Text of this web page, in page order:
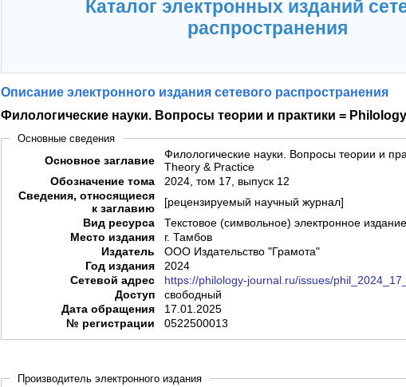
Каталог электронных изданий
распространения
Описание электронного издания сетевого распространения
Филологические науки. Вопросы теории и практики =
Основные сведения
Основное заглавие
Филологические науки. Вопросы теории и
Theory & Practice
Обозначение тома
2024, том 17, выпуск 12
Сведения, относящиеся
к заглавию
[рецензируемый научный журнал]
Вид ресурса
Текстовое (символьное) электронное издание
Место издания
г. Тамбов
Издатель
ООО Издательство "Грамота"
Год издания
2024
Сетевой адрес
https://philology-journal.ru/issues/
Доступ
свободный
Дата обращения
17.01.2025
№ регистрации
0522500013
Производитель электронного издания